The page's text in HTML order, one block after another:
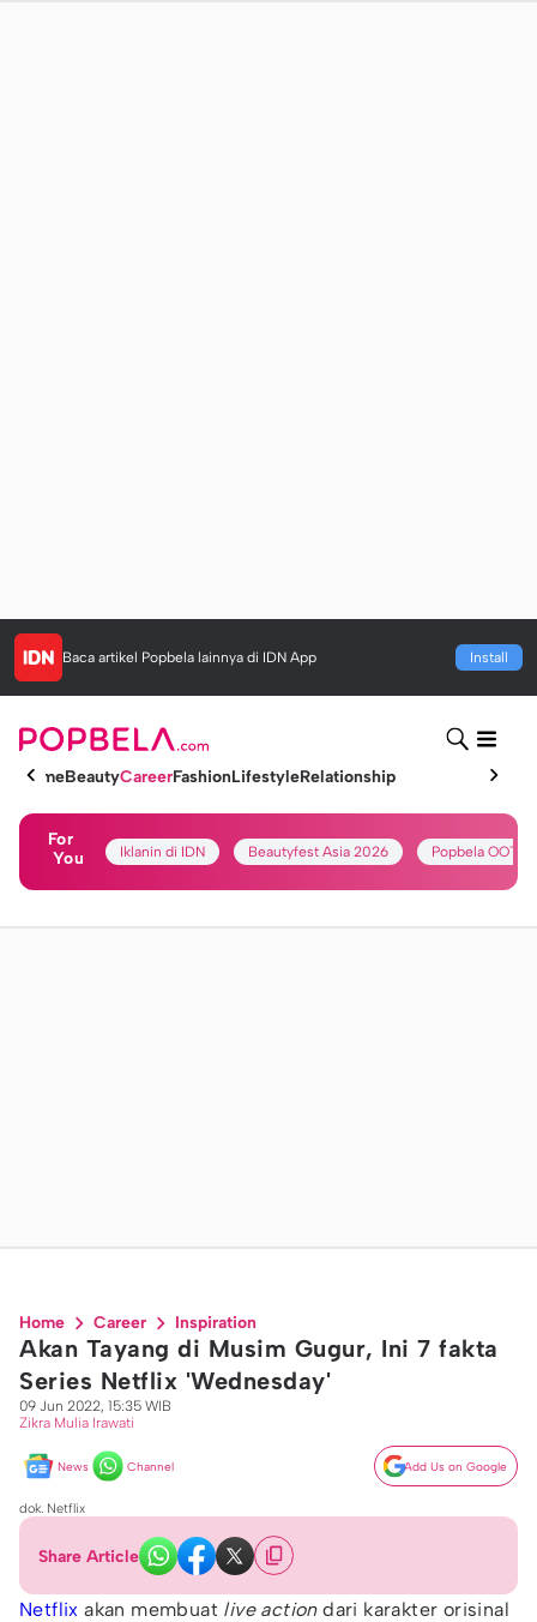
Baca artikel Popbela lainnya di IDN App Install
HomeBeautyCareerFashionLifestyleRelationship
For
You
Iklanin di IDN Beautyfest Asia 2026 Popbela OOTD
Home Career Inspiration
Akan Tayang di Musim Gugur, Ini 7 fakta
Series Netflix 'Wednesday'
09 Jun 2022, 15:35 WIB
Zikra Mulia Irawati
News Channel Add Us on Google
dok. Netflix
Share Article
Netflix akan membuat live actiondari karakter orisinal